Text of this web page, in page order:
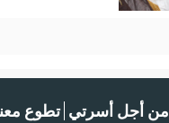
من أجل أسرتي تطوع